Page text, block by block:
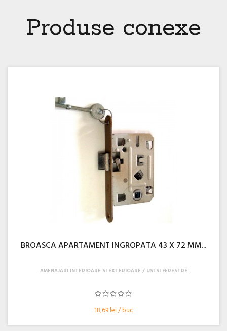
Produse conexe
BROASCA APARTAMENT INGROPATA 43 X 72 MM...
18,69 lei / buc
AMENAJARI INTERIOARE SI EXTERIOARE USI SI FERESTRE